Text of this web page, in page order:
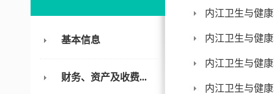
基本信息
财务、资产及收费...
内江卫生与健
内江卫生与健
内江卫生与健
内江卫生与健